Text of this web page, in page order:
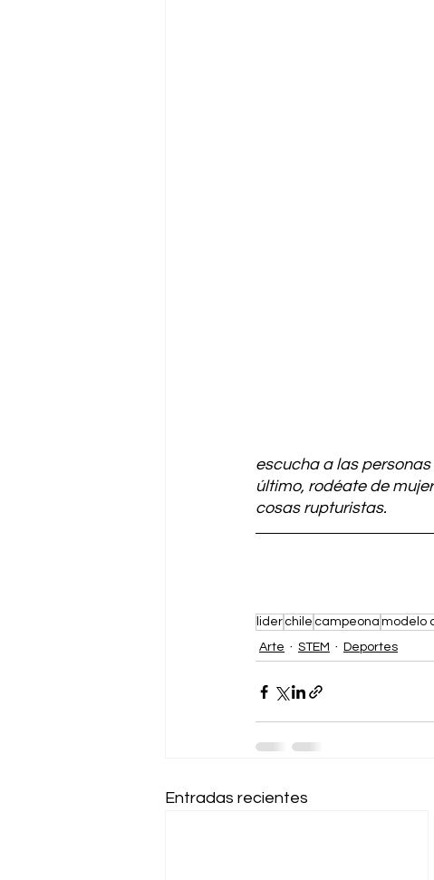
escucha a las
último, rodéate de
cosas rupturistas.
lider chile campeona modelo
Arte
STEM Deportes
Entradas recientes